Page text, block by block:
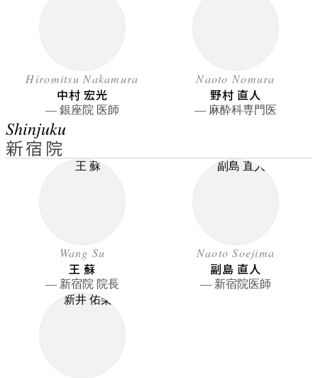
Hiromitsu Nakamura
中村 宏光
― 銀座院 医師
Naoto Nomura
野村 直人
― 麻酔科専門医
Shinjuku
新宿院
Wang Su
王 蘇
― 新宿院 院長
Naoto Soejima
副島 直人
― 新宿院医師